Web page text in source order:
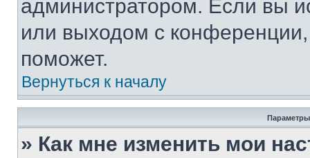
администратором. Если вы
или выходом с
поможет.
Вернуться к началу
Параметры
» Как мне изменить мои